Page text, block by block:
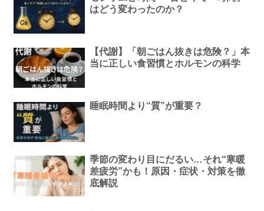
はどう変わったのか？
【代謝】「朝ごはん抜きは危険？」本
当に正しい食習慣とホルモンの科学
睡眠時間より“質”が重要？
季節の変わり目にだるい…それ“寒暖
差疲労”かも！原因・症状・対策を徹
底解説